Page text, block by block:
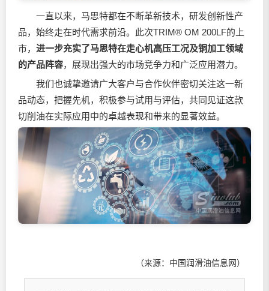
一直以来，马思特都在不断革新技术，研发创新性产
品，始终走在时代需求前沿。此次TRIM® OM 200LF的上
市， 进一步充实了马思特在走心机高压工况及铜加工领域
的产品阵容，展现出强大的市场竞争力和广泛应用潜力。
我们也诚挚邀请广大客户与合作伙伴密切关注这一新
品动态，把握先机，积极参与试用与评估，共同见证这款
切削油在实际应用中的卓越表现和带来的显著效益。
（来源：中国润滑油信息网）